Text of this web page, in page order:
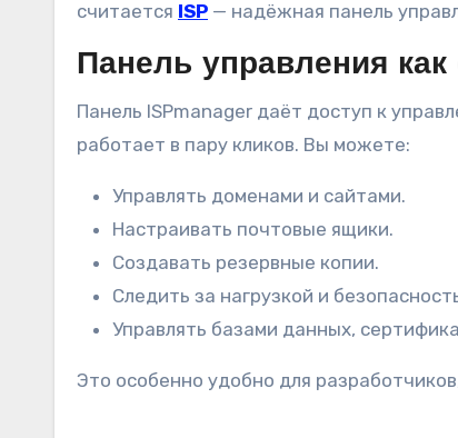
считается ISP — надёжная панель
Панель управления
Панель ISPmanager даёт доступ к
работает в пару кликов. Вы можете:
Управлять доменами и сайтами.
Настраивать почтовые ящики.
Создавать резервные копии.
Следить за нагрузкой и
Управлять базами данных,
Это особенно удобно для